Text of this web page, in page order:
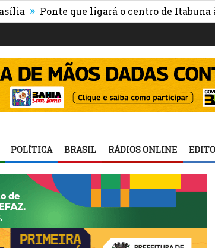
Ponte que ligará o centro de Itabuna à nova
POLÍTICA BRASIL RÁDIOS ONLINE